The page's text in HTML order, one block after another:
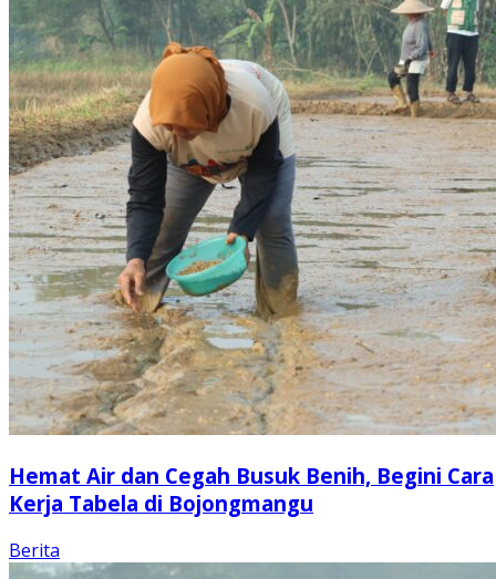
Hemat Air dan Cegah Busuk Benih, Begini Cara
Kerja Tabela di Bojongmangu
Berita